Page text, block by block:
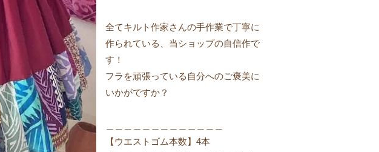
全てキルト作家さんの手作業で丁寧に
作られている、当ショップの自信作で
す！
フラを頑張っている自分へのご褒美に
いかがですか？
【ウエストゴム本数】4本